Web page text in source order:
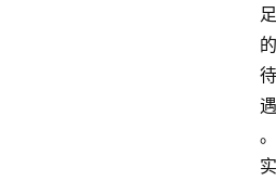
足
的
待
遇
。
实